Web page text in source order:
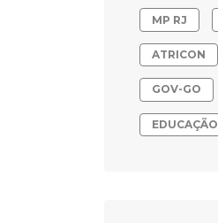
MP RJ
ATRICON
GOV-GO
EDUCAÇÃO